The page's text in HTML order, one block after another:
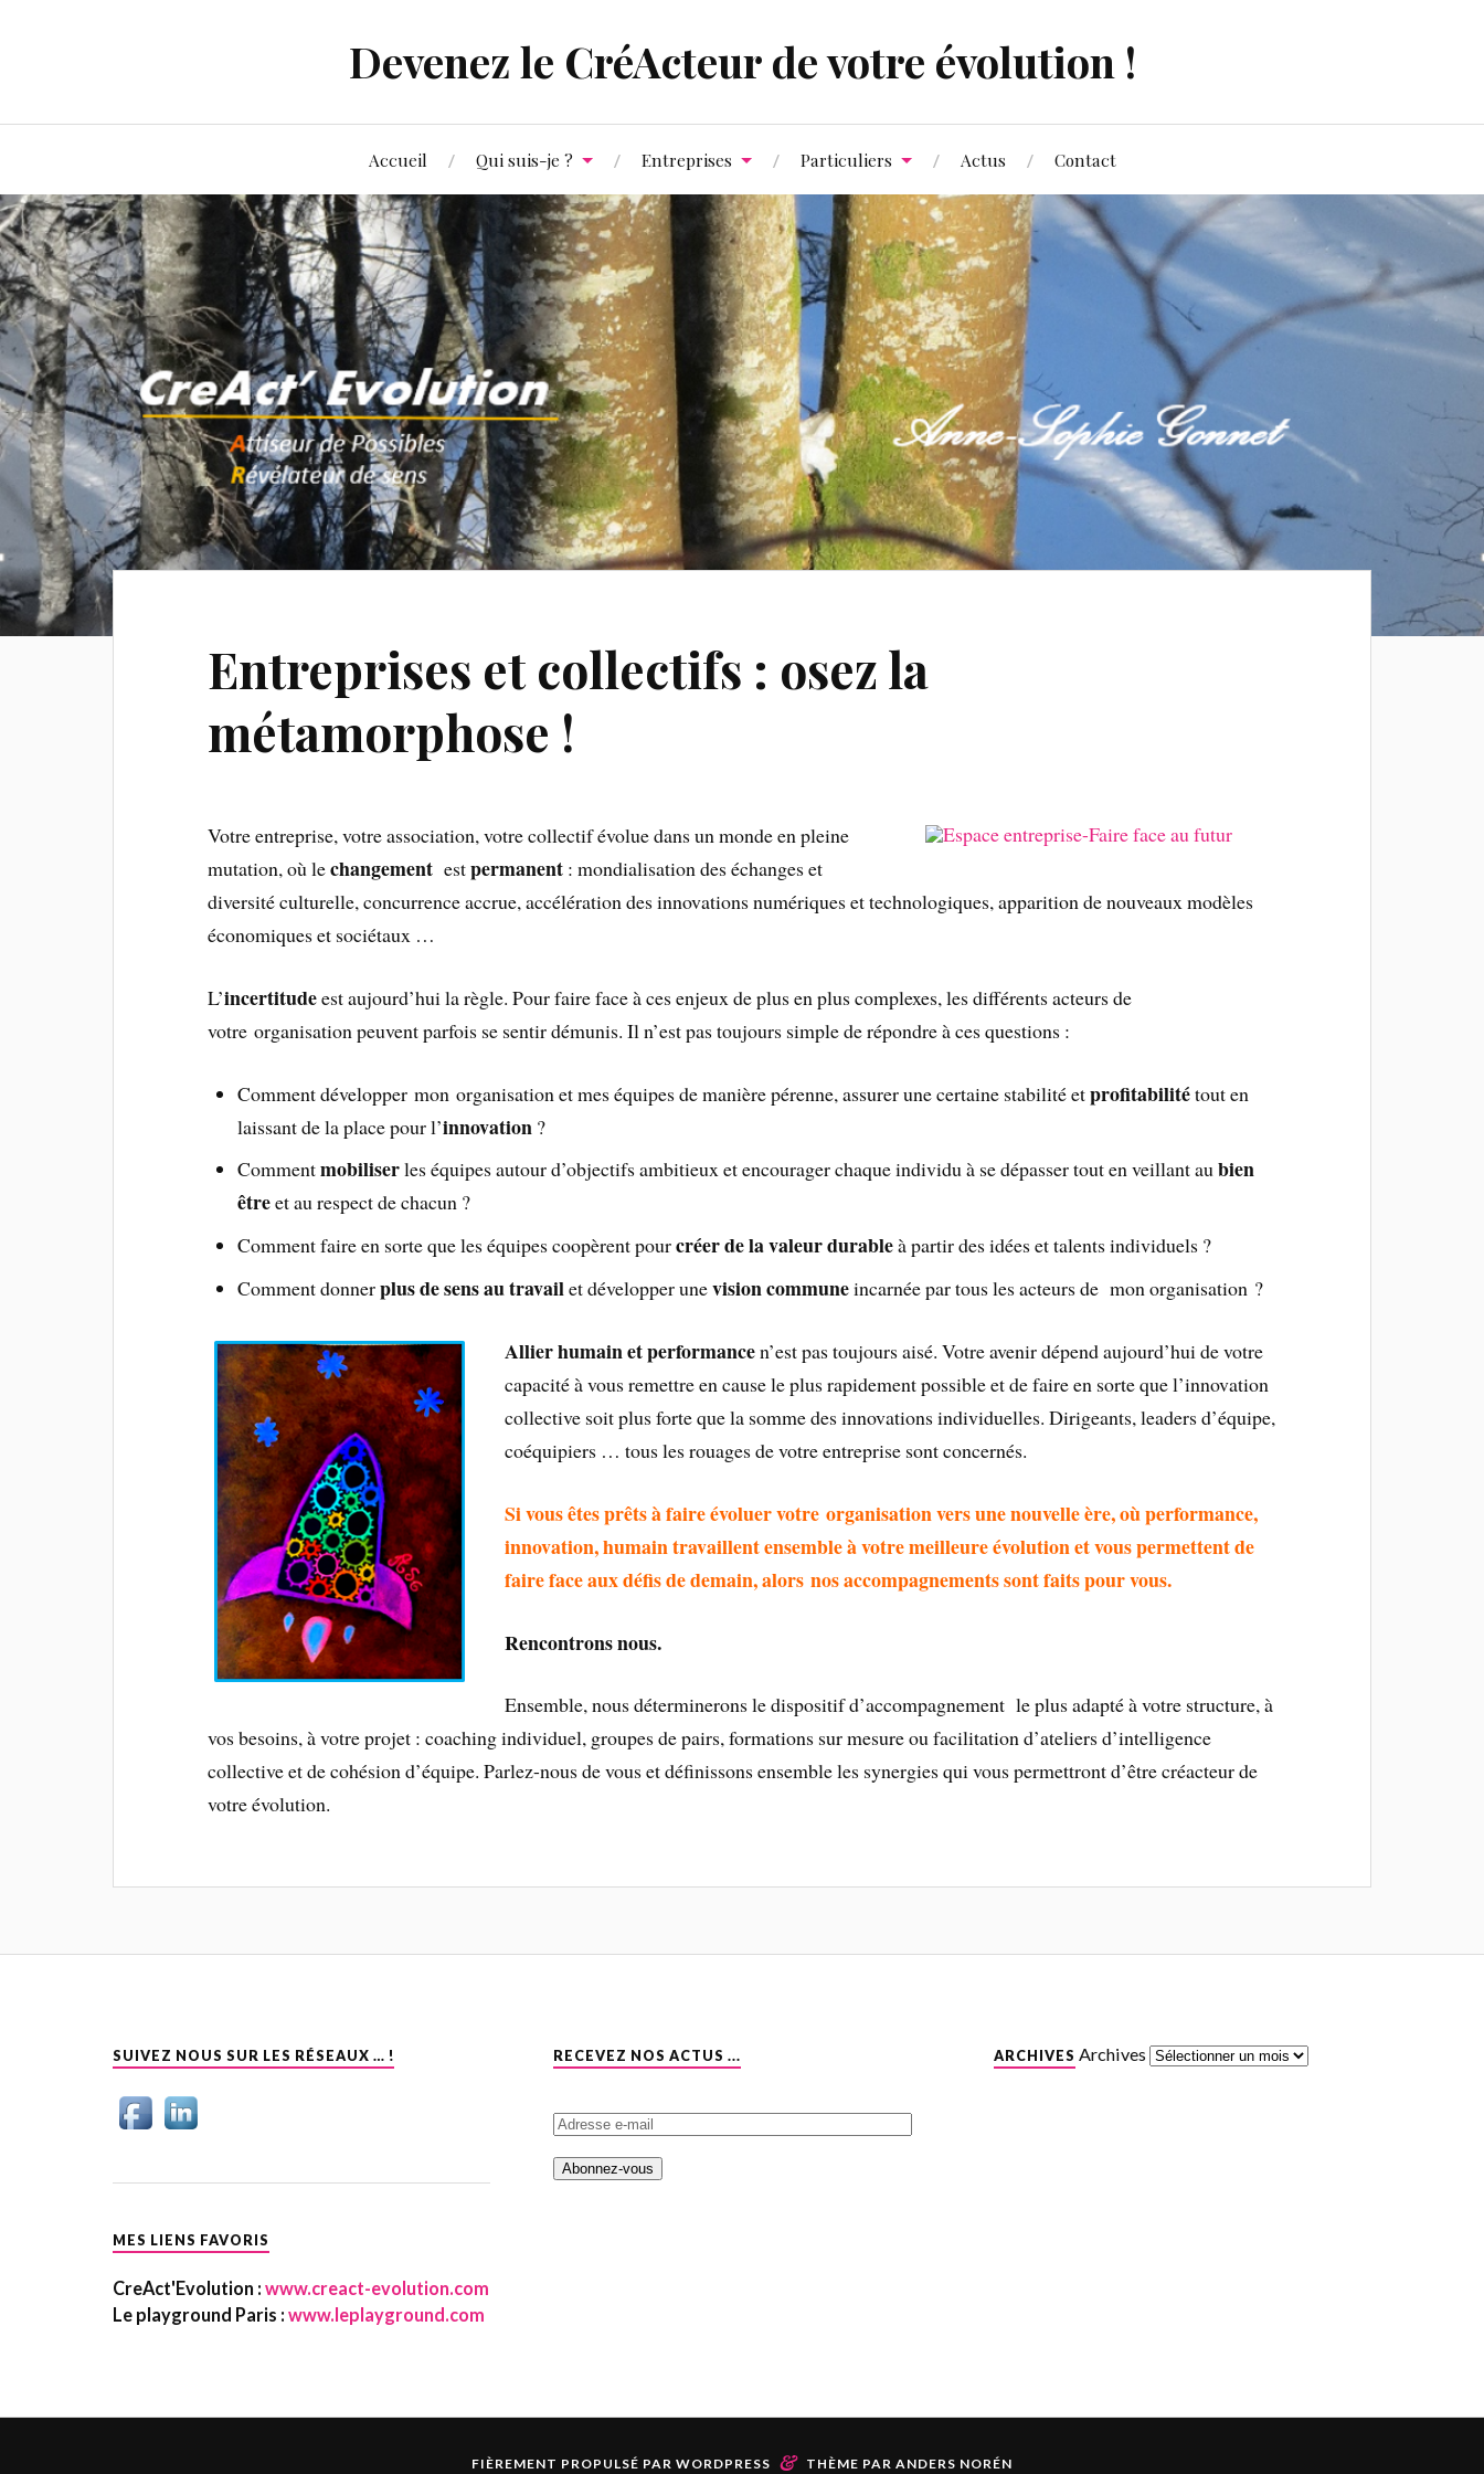
Devenez le CréActeur de votre évolution !
Accueil Qui suis-je ? Entreprises Particuliers Actus Contact
Entreprises et collectifs : osez la
métamorphose !
Votre entreprise, votre association, votre collectif évolue dans un monde en pleine
mutation, où lechangement estpermanent : mondialisation des échanges et
diversité culturelle, concurrence accrue, accélération des innovations numériques et technologiques, apparition de nouveaux modèles
économiques et sociétaux …
L’incertitudeest aujourd’hui la règle. Pour faire face à ces enjeux de plus en plus complexes, les différents acteurs de
votre organisation peuvent parfois se sentir démunis. Il n’est pas toujours simple de répondre à ces questions :
Comment développer mon organisation et mes équipes de manière pérenne, assurer une certaine stabilité etprofitabilitétout en
laissant de la place pour l’innovation ?
Commentmobiliserles équipes autour d’objectifs ambitieux et encourager chaque individu à se dépasser tout en veillant aubien
êtreet au respect de chacun ?
Comment faire en sorte que les équipes coopèrent pourcréer de la valeur durableà partir des idées et talents individuels ?
Comment donnerplus de sens au travailet développer unevision communeincarnée par tous les acteurs de mon organisation ?
Allier humain et performancen’est pas toujours aisé. Votre avenirdépend aujourd’hui de votre
capacité à vous remettre en cause le plus rapidement possible et de faire en sorte que l’innovation
collective soit plus forte que la somme des innovations individuelles. Dirigeants, leaders d’équipe,
coéquipiers … tous les rouages de votre entreprise sont concernés.
Si vous êtes prêts à faire évoluer votre organisation vers une nouvelle ère, où performance,
innovation, humain travaillent ensemble à votre meilleure évolution et vous permettent de
faire face aux défis de demain, alors nos accompagnements sont faits pour vous.
Rencontrons nous.
Ensemble, nous déterminerons le dispositif d’accompagnement le plus adapté à votre structure, à
vos besoins, à votre projet : coaching individuel, groupes de pairs, formations sur mesure ou facilitation d’ateliers d’intelligence
collective et de cohésion d’équipe. Parlez-nous de vous et définissons ensemble les synergies qui vous permettront d’être créacteur de
votre évolution.
SUIVEZ NOUS SUR LES RÉSEAUX … !
MES LIENS FAVORIS
CreAct'Evolution : www.creact-evolution.com
Le playground Paris : www.leplayground.com
RECEVEZ NOS ACTUS ...
A
d
r
ARCHIVES Archives
FIÈREMENT PROPULSÉ PAR WORDPRESS & THÈME PAR ANDERS NORÉN